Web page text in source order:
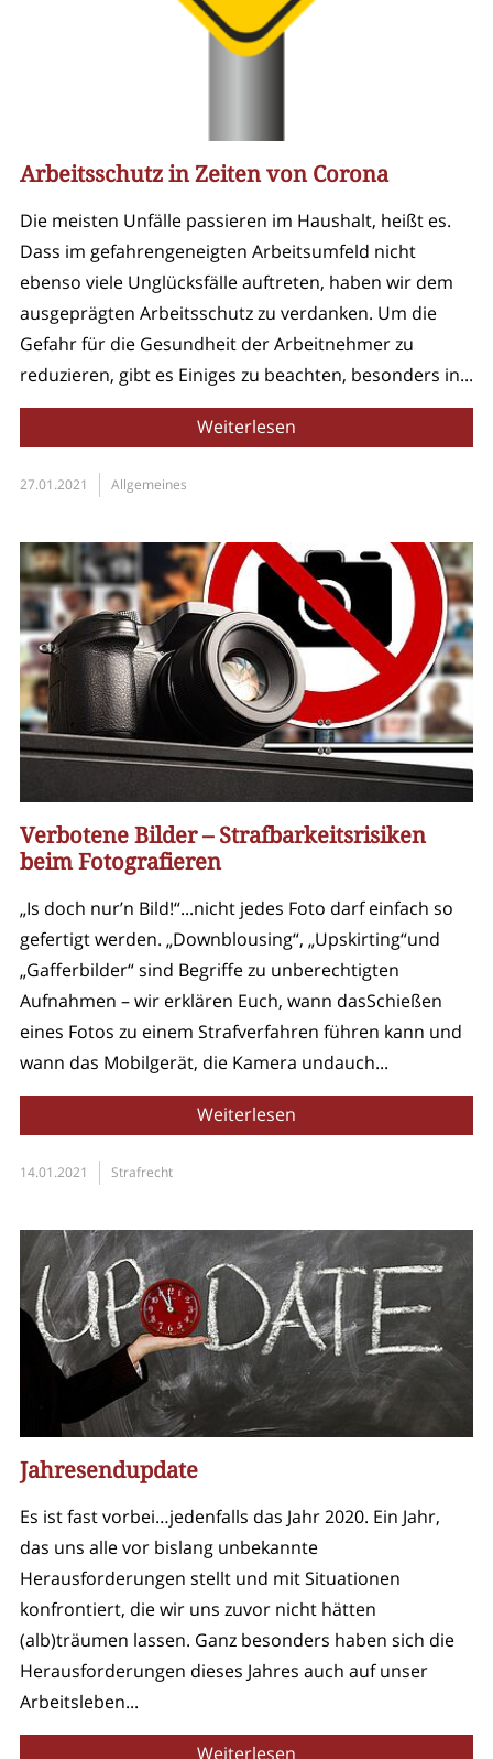
Arbeitsschutz in Zeiten von Corona
Die meisten Unfälle passieren im Haushalt, heißt es.
Dass im gefahrengeneigten Arbeitsumfeld nicht
ebenso viele Unglücksfälle auftreten, haben wir dem
ausgeprägten Arbeitsschutz zu verdanken. Um die
Gefahr für die Gesundheit der Arbeitnehmer zu
reduzieren, gibt es Einiges zu beachten, besonders in...
Weiterlesen
27.01.2021 Allgemeines
Verbotene Bilder – Strafbarkeitsrisiken
beim Fotografieren
„Is doch nur’n Bild!“...nicht jedes Foto darf einfach so
gefertigt werden. „Downblousing“, „Upskirting“und
„Gafferbilder“ sind Begriffe zu unberechtigten
Aufnahmen – wir erklären Euch, wann dasSchießen
eines Fotos zu einem Strafverfahren führen kann und
wann das Mobilgerät, die Kamera undauch...
Weiterlesen
14.01.2021 Strafrecht
Jahresendupdate
Es ist fast vorbei…jedenfalls das Jahr 2020. Ein Jahr,
das uns alle vor bislang unbekannte
Herausforderungen stellt und mit Situationen
konfrontiert, die wir uns zuvor nicht hätten
(alb)träumen lassen. Ganz besonders haben sich die
Herausforderungen dieses Jahres auch auf unser
Arbeitsleben...
Weiterlesen